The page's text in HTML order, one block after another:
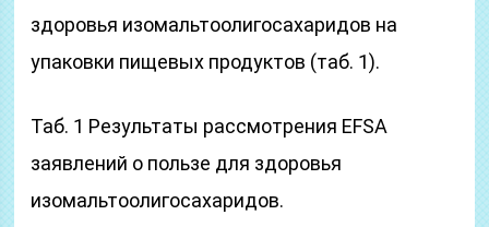
здоровья изомальтоолигосахаридов на
упаковки пищевых продуктов (таб. 1).
Таб. 1 Результаты рассмотрения EFSA
заявлений о пользе для здоровья
изомальтоолигосахаридов.